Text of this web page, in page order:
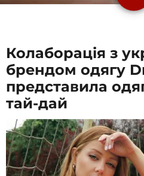
Колаборація з
брендом одягу
представила
тай-дай